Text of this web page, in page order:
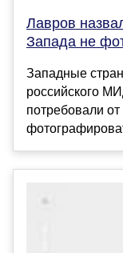
Лавров
Запада не
Западные
российского
потребовали от